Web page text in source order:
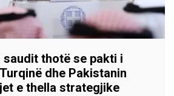
saudit thotë se pakti i
dhe Pakistanin
e thella strategjike